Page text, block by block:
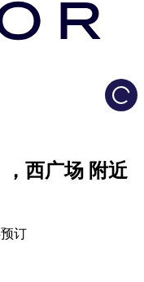
西广场 附近
订